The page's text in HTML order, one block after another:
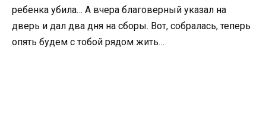
ребенка убила… А вчера благоверный указал на
дверь и дал два дня на сборы. Вот, собралась, теперь
опять будем с тобой рядом жить…